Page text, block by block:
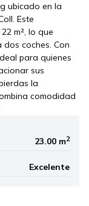
ubicado en la
Este
m², lo que
coches. Con
para quienes
sus
la
comodidad
23.00 m2
Excelente